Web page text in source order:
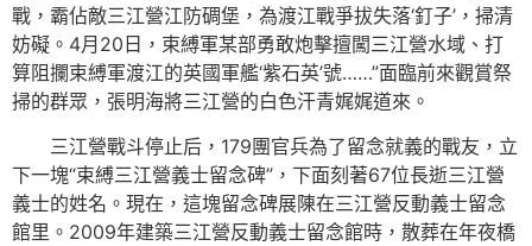
戰，霸佔敵三江營江防碉堡，為渡江戰爭拔失落‘釘子’，掃清
妨礙。4月20日，束縛軍某部勇敢炮擊擅闖三江營水域、打
算阻攔束縛軍渡江的英國軍艦‘紫石英’號……”面臨前來觀賞祭
掃的群眾，張明海將三江營的白色汗青娓娓道來。
三江營戰斗停止后，179團官兵為了留念就義的戰友，立
下一塊“束縛三江營義士留念碑”，下面刻著67位長逝三江營
義士的姓名。現在，這塊留念碑展陳在三江營反動義士留念
館里。2009年建築三江營反動義士留念館時，散葬在年夜橋